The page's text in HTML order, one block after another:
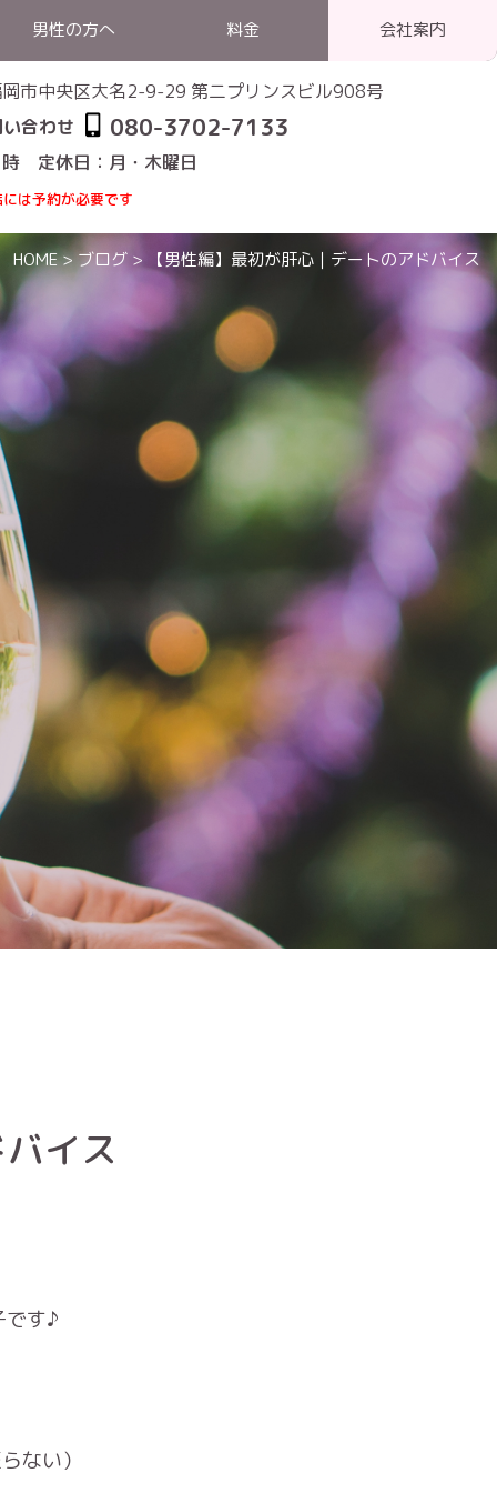
男性の方へ 料金 会社案内
市中央区大名2-9-29 第二プリンスビル908号
合わせ
080-3702-7133
定休日：月・木曜日
は予約が必要です
HOME>ブログ > 【男性編】最初が肝心｜デートのアドバイス
イス
です♪
ない）